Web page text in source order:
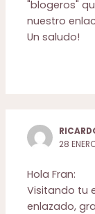
"blogeros"
nuestro
Un saludo!
28
Hola Fran:
Visitando tu
enlazado,